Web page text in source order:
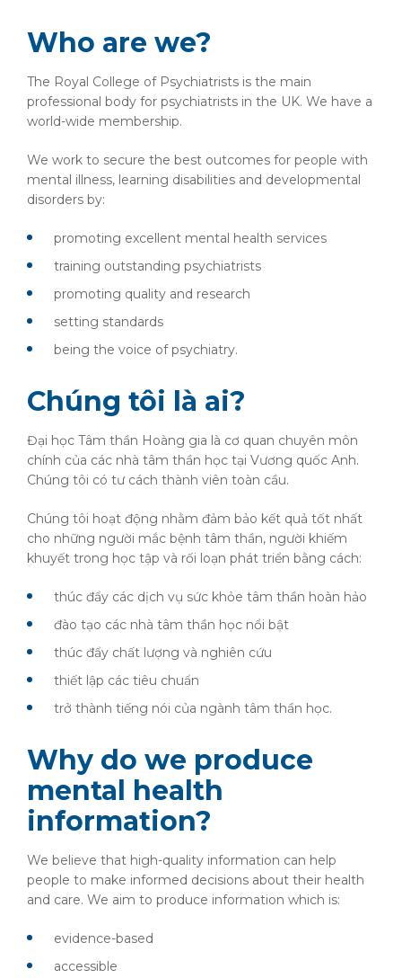
Who are we?
The Royal College of Psychiatrists is the main
professional body for psychiatrists in the UK. We have a
world-wide membership.
We work to secure the best outcomes for people with
mental illness, learning disabilities and developmental
disorders by:
promoting excellent mental health services
training outstanding psychiatrists
promoting quality and research
setting standards
being the voice of psychiatry.
Chúng tôi là ai?
Đại học Tâm thần Hoàng gia là cơ quan chuyên môn
chính của các nhà tâm thần học tại Vương quốc Anh.
Chúng tôi có tư cách thành viên toàn cầu.
Chúng tôi hoạt động nhằm đảm bảo kết quả tốt nhất
cho những người mắc bệnh tâm thần, người khiếm
khuyết trong học tập và rối loạn phát triển bằng cách:
thúc đẩy các dịch vụ sức khỏe tâm thần hoàn hảo
đào tạo các nhà tâm thần học nổi bật
thúc đẩy chất lượng và nghiên cứu
thiết lập các tiêu chuẩn
trở thành tiếng nói của ngành tâm thần học.
Why do we produce
mental health
information?
We believe that high-quality information can help
people to make informed decisions about their health
and care. We aim to produce information which is:
evidence-based
accessible